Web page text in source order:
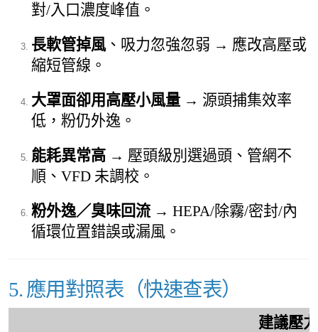
對/入口濃度峰值。
長軟管掉風、吸力忽強忽弱 → 應改高壓或
縮短管線。
大罩面卻用高壓小風量 → 源頭捕集效率
低，粉仍外逸。
能耗異常高 → 壓頭級別選過頭、管網不
順、VFD 未調校。
粉外逸／臭味回流 → HEPA/除霧/密封/內
循環位置錯誤或漏風。
5. 應用對照表（快速查表）
建議壓